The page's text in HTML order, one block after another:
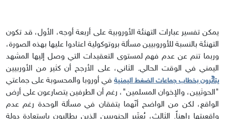
يمكن تفسير عبارات التهنئة الأوروبية على أربعة أوجه، الأول، قد تكون
التهنئة بالنسبة للأوروبيين مسألة بروتوكولية اعتادوا عليها بهذه الصورة،
وربما تنم عن عدم فهم لمستوى التعقيدات التي وصل إليها المشهد
اليمني في الوقت الحالي. الثاني، على الأرجح أن كثير من الأوربيين
يتأثّرون بخطاب جماعات الضغط اليمنية في أوروبا والمحسوبة على جماعتي
"الحوثيين، والإخوان المسلمين"، رغم أن الطرفين يتصارعون على أرض
الواقع، لكن من الواضح أنّهما يتفقان في مسألة الوحدة رغم عدم
واقعيتها راهناً. الثالث، يُعتَبر الجنوبيين الذين يطالبون باستعادة دولة